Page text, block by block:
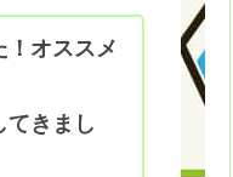
！オススメ
てきまし